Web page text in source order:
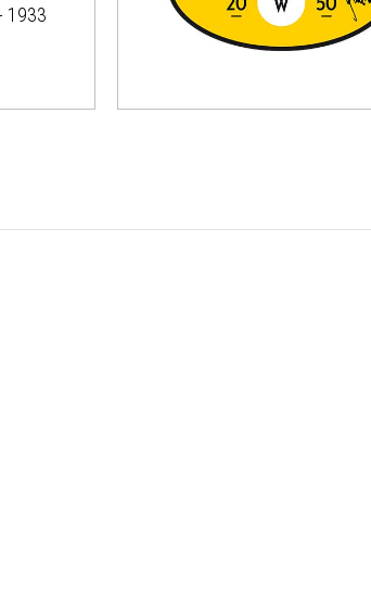
1933